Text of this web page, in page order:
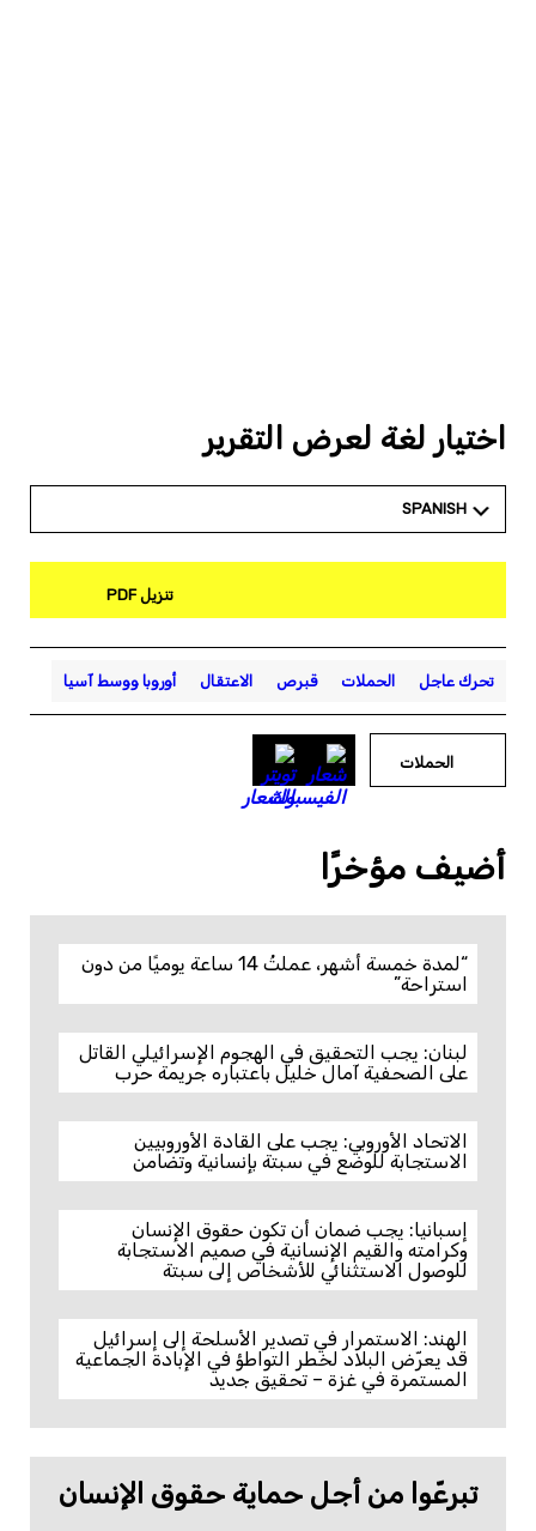
اختيار لغة لعرض التقرير
SPANISH
تنزيل PDF
تحرك عاجل الحملات قبرص الاعتقال أوروبا ووسط آسيا
الحملات
أضيف مؤخرًا
“لمدة خمسة أشهر، عملتُ 14 ساعة يوميًا من دون
استراحة”
لبنان: يجب التحقيق في الهجوم الإسرائيلي القاتل
على الصحفية آمال خليل باعتباره جريمة حرب
الاتحاد الأوروبي: يجب على القادة الأوروبيين
الاستجابة للوضع في سبتة بإنسانية وتضامن
إسبانيا: يجب ضمان أن تكون حقوق الإنسان
وكرامته والقيم الإنسانية في صميم الاستجابة
للوصول الاستثنائي للأشخاص إلى سبتة
الهند: الاستمرار في تصدير الأسلحة إلى إسرائيل
قد يعرّض البلاد لخطر التواطؤ في الإبادة الجماعية
المستمرة في غزة – تحقيق جديد
تبرعّوا من أجل حماية حقوق الإنسان